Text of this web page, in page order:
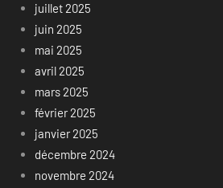
juillet 2025
juin 2025
mai 2025
avril 2025
mars 2025
février 2025
janvier 2025
décembre 2024
novembre 2024